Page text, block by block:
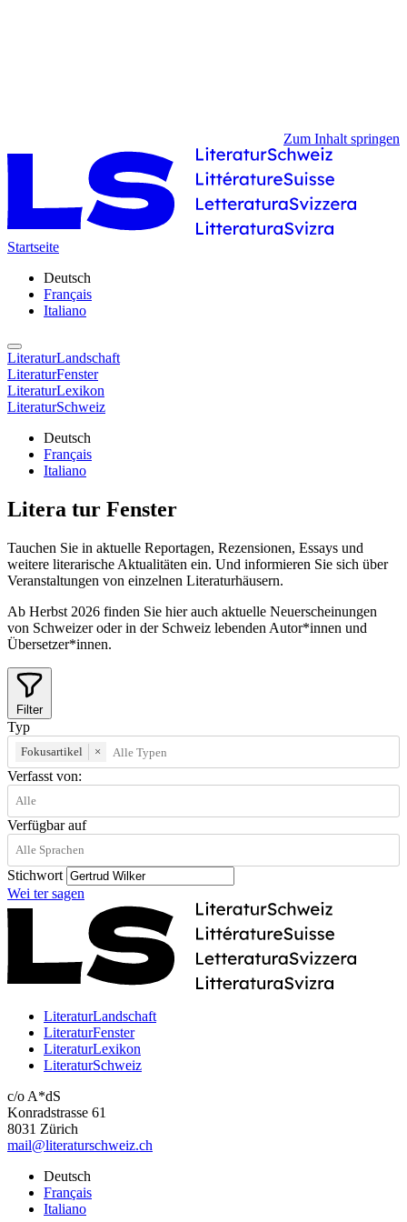
Zum Inhalt springen
Startseite
Deutsch
Français
Italiano
LiteraturLandschaft
LiteraturFenster
LiteraturLexikon
LiteraturSchweiz
Deutsch
Français
Italiano
Litera tur Fenster
Tauchen Sie in aktuelle Reportagen, Rezensionen, Essays und
weitere literarische Aktualitäten ein. Und informieren Sie sich über
Veranstaltungen von einzelnen Literaturhäusern.
Ab Herbst 2026 finden Sie hier auch aktuelle Neuerscheinungen
von Schweizer oder in der Schweiz lebenden Autor*innen und
Übersetzer*innen.
Filter
Typ
Fokusartikel ×
Verfasst von:
Verfügbar auf
Stichwort
Wei ter sagen
LiteraturLandschaft
LiteraturFenster
LiteraturLexikon
LiteraturSchweiz
c/o A*dS
Konradstrasse 61
8031 Zürich
mail@literaturschweiz.ch
Deutsch
Français
Italiano